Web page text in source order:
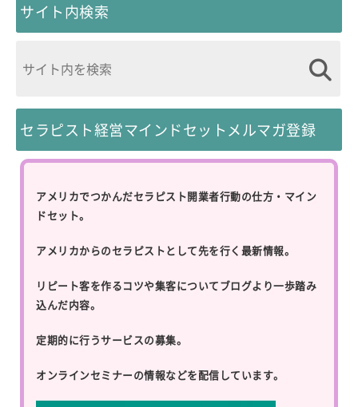
サイト内検索
セラピスト経営マインドセットメルマガ登録
アメリカでつかんだセラピスト開業者行動の仕方・マイン
ドセット。
アメリカからのセラピストとして先を行く最新情報。
リピート客を作るコツや集客についてブログより一歩踏み
込んだ内容。
定期的に行うサービスの募集。
オンラインセミナーの情報などを配信しています。